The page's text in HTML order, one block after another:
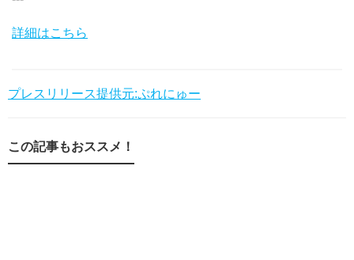
詳細はこちら
プレスリリース提供元:ぷれにゅー
この記事もおススメ！